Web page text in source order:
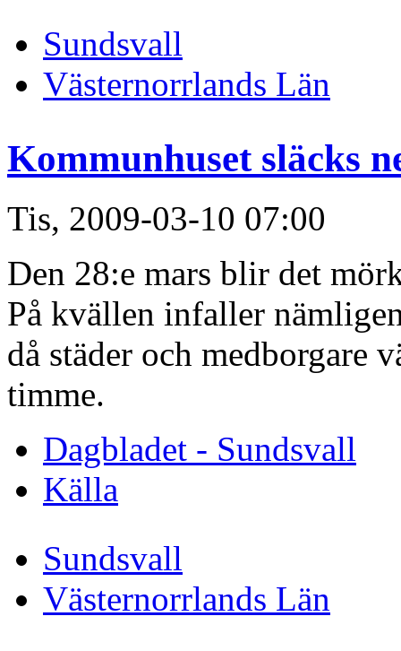
Sundsvall
Västernorrlands Län
Kommunhuset släcks
Tis, 2009-03-10 07:00
Den 28:e mars blir det
På kvällen infaller
då städer och medborgare
timme.
Dagbladet - Sundsvall
Källa
Sundsvall
Västernorrlands Län